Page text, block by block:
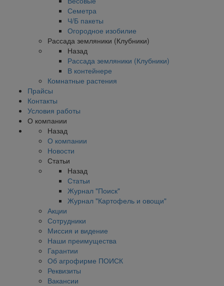
Семетра
Ч/Б пакеты
Огородное изобилие
Рассада земляники (Клубники)
Назад
Рассада земляники (Клубники)
В контейнере
Комнатные растения
Прайсы
Контакты
Условия работы
О компании
Назад
О компании
Новости
Статьи
Назад
Статьи
Журнал "Поиск"
Журнал "Картофель и овощи"
Акции
Сотрудники
Миссия и видение
Наши преимущества
Гарантии
Об агрофирме ПОИСК
Реквизиты
Вакансии